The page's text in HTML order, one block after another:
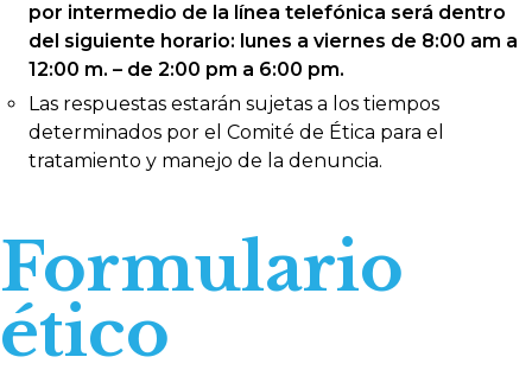
por intermedio de la línea telefónica será dentro
del siguiente horario: lunes a viernes de 8:00 am a
12:00 m. – de 2:00 pm a 6:00 pm.
Las respuestas estarán sujetas a los tiempos
determinados por el Comité de Ética para el
tratamiento y manejo de la denuncia.
Formulario
ético